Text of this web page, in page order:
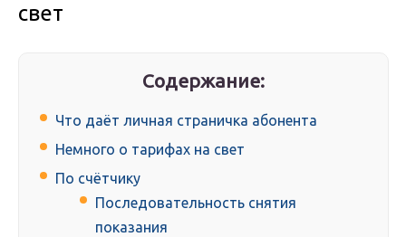
свет
Содержание:
Что даёт личная страничка абонента
Немного о тарифах на свет
По счётчику
Последовательность снятия
показания